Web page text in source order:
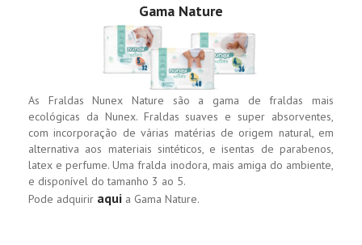
Gama Nature
As Fraldas Nunex Nature são a gama de fraldas mais
ecológicas da Nunex. Fraldas suaves e super absorventes,
com incorporação de várias matérias de origem natural, em
alternativa aos materiais sintéticos, e isentas de parabenos,
latex e perfume. Uma fralda inodora, mais amiga do ambiente,
e disponível do tamanho 3 ao 5.
Pode adquirir aqui a Gama Nature.